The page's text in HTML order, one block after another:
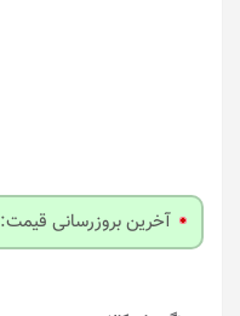
آخرین بروزرسانی قیمت: 3 روز پیش